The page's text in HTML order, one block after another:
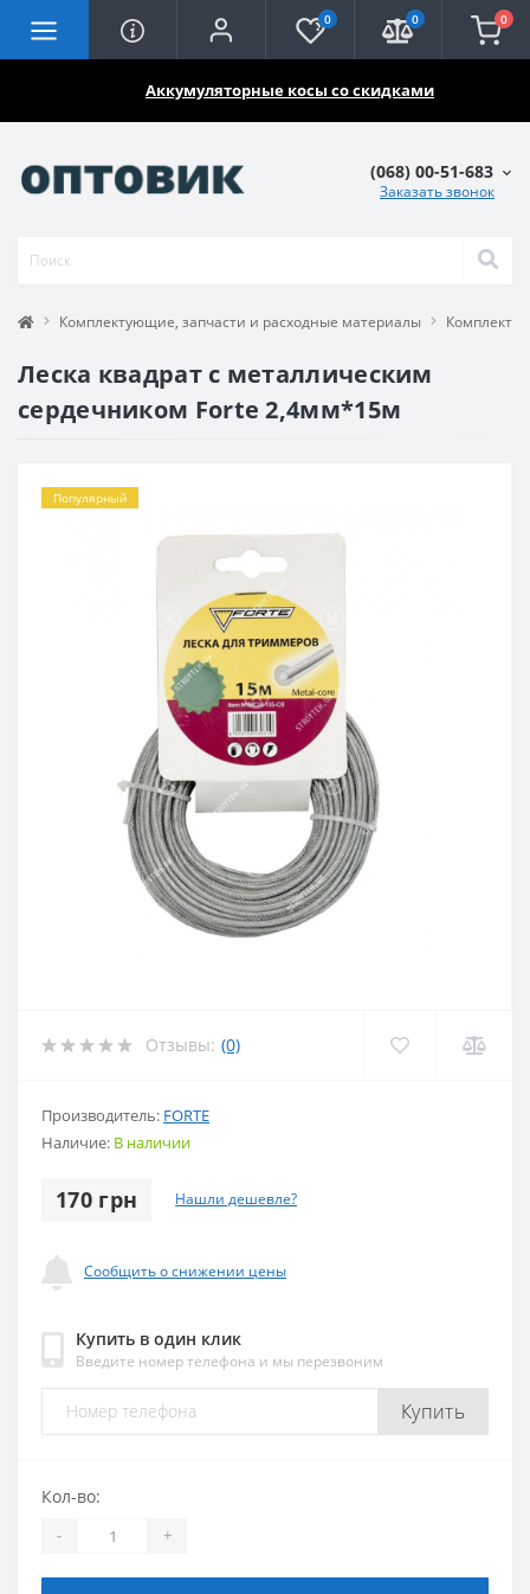
Аккумуляторные косы со скидками
0 0 0
(068) 00-51-683
Заказать звонок
Комплектующие, запчасти и расходные материалы
Леска квадрат с металлическим
сердечником Forte 2,4мм*15м
Популярный
Отзывы: (0)
Производитель: FORTE
Наличие: В наличии
170 грн Нашли дешевле?
Сообщить о снижении цены
Купить в один клик
Введите номер телефона и мы перезвоним
Купить
Кол-во:
- +